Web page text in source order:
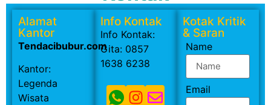
Alamat
Kantor
Tendacibubur.com
Kantor:
Legenda
Wisata
Info Kontak
Info Kontak:
Gita: 0857
1638 6238
Kotak Kritik
& Saran
Name
Email